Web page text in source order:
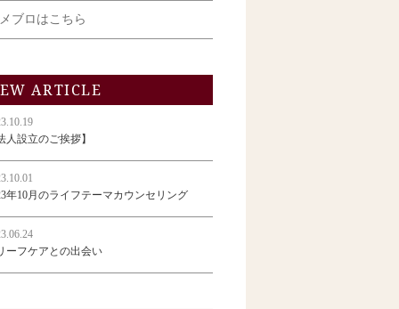
ブロはこちら
ARTICLE
人設立のご挨拶】
年10月のライフテーマカウンセリング
ーフケアとの出会い